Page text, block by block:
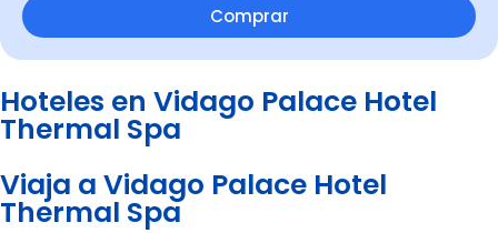
Comprar
Hoteles en Vidago Palace Hotel
Thermal Spa
Viaja a Vidago Palace Hotel
Thermal Spa